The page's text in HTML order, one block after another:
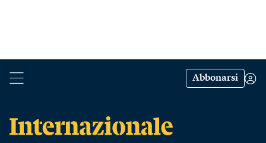
Abbonarsi